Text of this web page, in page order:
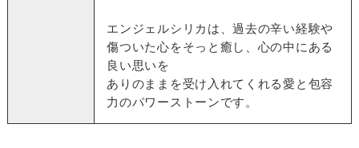
エンジェルシリカは、過去の辛い経験や
傷ついた心をそっと癒し、心の中にある
良い思いを
ありのままを受け入れてくれる愛と包容
力のパワーストーンです。